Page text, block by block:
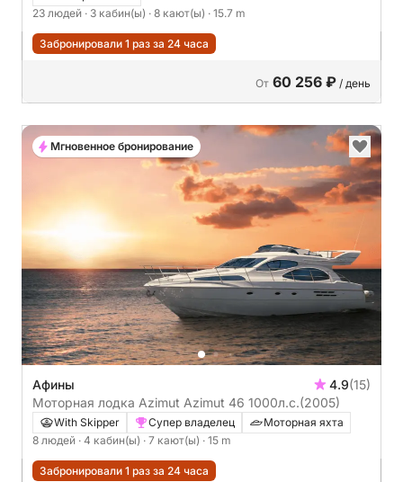
23 людей · 3 кабин(ы) · 8 кают(ы) · 15.7 m
Забронировали 1 раз за 24 часа
От 60 256 ₽ / день
Афины 4.9(15)
Моторная лодка Azimut Azimut 46 1000л.с.(2005)
With Skipper Супер владелец
Моторная яхта
8 людей · 4 кабин(ы) · 7 кают(ы) · 15 m
Забронировали 1 раз за 24 часа
Мгновенное бронирование